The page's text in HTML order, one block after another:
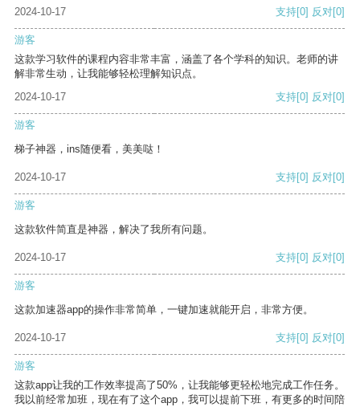
2024-10-17
支持[0] 反对[0]
游客
这款学习软件的课程内容非常丰富，涵盖了各个学科的知识。老师的讲
解非常生动，让我能够轻松理解知识点。
2024-10-17
支持[0] 反对[0]
游客
梯子神器，ins随便看，美美哒！
2024-10-17 支持[0] 反对[0]
游客
这款软件简直是神器，解决了我所有问题。
2024-10-17 支持[0] 反对[0]
游客
这款加速器app的操作非常简单，一键加速就能开启，非常方便。
2024-10-17 支持[0] 反对[0]
游客
这款app让我的工作效率提高了50%，让我能够更轻松地完成工作任务。
我以前经常加班，现在有了这个app，我可以提前下班，有更多的时间陪